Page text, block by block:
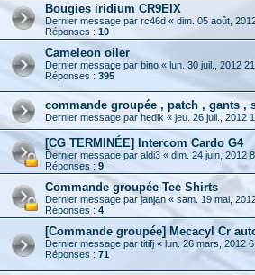
Bougies iridium CR9EIX
Dernier message par rc46d « dim. 05 août,
Réponses : 10
Cameleon oiler
Dernier message par bino « lun. 30 juil., 2012
Réponses : 395
commande groupée , patch , gants ,
Dernier message par hedik « jeu. 26 juil., 2012
[CG TERMINÉE] Intercom Cardo G4
Dernier message par aldi3 « dim. 24 juin, 2012
Réponses : 9
Commande groupée Tee Shirts
Dernier message par janjan « sam. 19 mai,
Réponses : 4
[Commande groupée] Mecacyl Cr
Dernier message par titifj « lun. 26 mars, 2012
Réponses : 71